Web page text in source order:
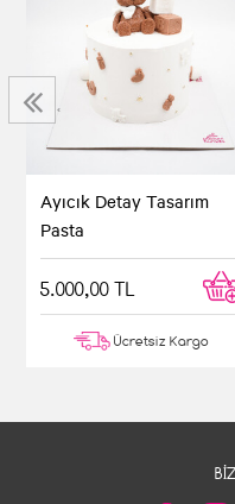
Ayıcık Detay Tasarım
Pasta
5.000,00 TL
Ücretsiz Kargo
‹